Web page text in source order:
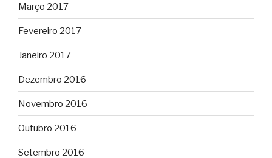
Março 2017
Fevereiro 2017
Janeiro 2017
Dezembro 2016
Novembro 2016
Outubro 2016
Setembro 2016